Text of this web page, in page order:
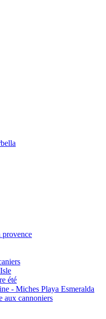
provence
été
- Miches Playa Esmeralda
aux cannoniers